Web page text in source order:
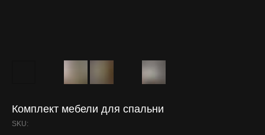
Комплект мебели для спальни
SKU: